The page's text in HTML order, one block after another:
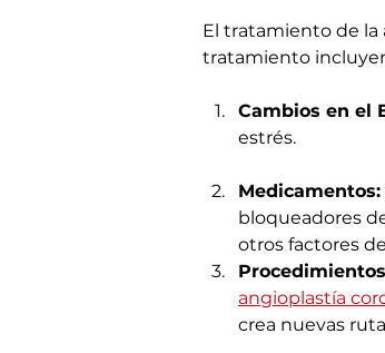
El tratamiento de la
tratamiento
Cambios en el
estrés.
Medicamentos:
bloqueadores
otros factores
angioplastía
crea nuevas